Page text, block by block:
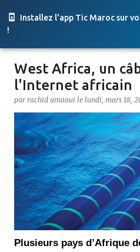
Installez l'app Tic Maroc sur
!
Accéder au
West Africa, un
l'Internet africain
par rachid amaoui le lundi, mars 18,
Plusieurs pays d’Afrique